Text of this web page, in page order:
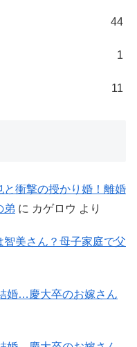
44
1
11
と衝撃の授かり婚！離婚
弟 に カゲロウ より
美さん？母子家庭で父
婚…慶大卒のお嫁さん